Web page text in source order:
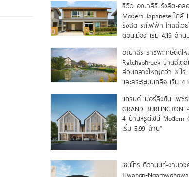
รีวิว อณาสิริ รังสิต-คล
Modern Japanese ใกล้
รังสิต รถไฟฟ้า โทลล์เว
ดอนเมือง เริ่ม 4.19 ล้าน
อณาสิริ ราชพฤกษ์ตัดให
Ratchaphruek บ้านสไตล์
ส่วนกลางใหญ่กว่า 3 ไ
และสระระบบเกลือ เริ่ม
แกรนด์ เบอร์ลิงตัน เพช
GRAND BURLINGTON
4 บ้านหรูดีไซน์ Modern
เริ่ม 5.99 ล้าน*
เซนโทร ติวานนท์-งามวง
Tiwanon-